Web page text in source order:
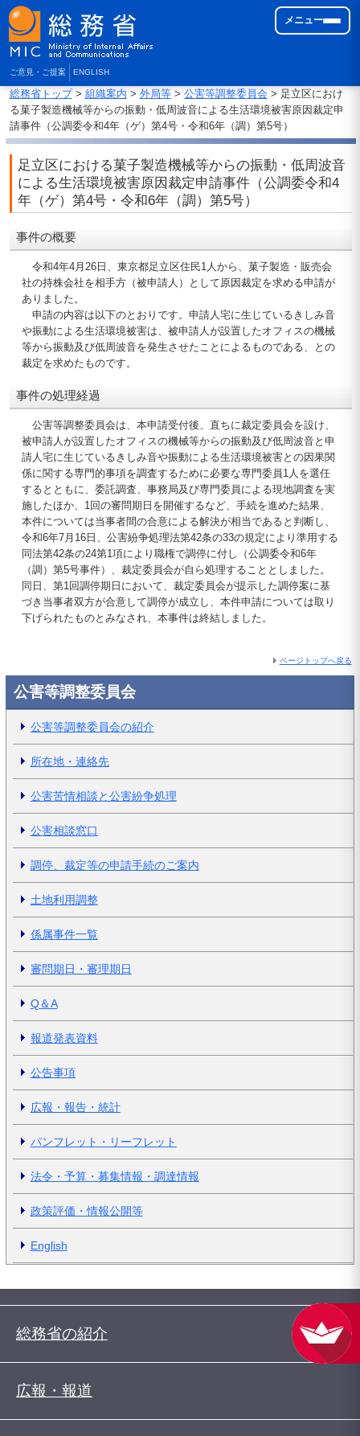
ご意見・ご提案 ENGLISH
メニュー
総務省トップ> 組織案内 > 外局等> 公害等調整委員会 > 足立区におけ
る菓子製造機械等からの振動・低周波音による生活環境被害原因裁定申
請事件（公調委令和4年（ゲ）第4号・令和6年（調）第5号）
足立区における菓子製造機械等からの振動・低周波音
による生活環境被害原因裁定申請事件（公調委令和4
年（ゲ）第4号・令和6年（調）第5号）
事件の概要
令和4年4月26日、東京都足立区住民1人から、菓子製造・販売会
社の持株会社を相手方（被申請人）として原因裁定を求める申請が
ありました。
申請の内容は以下のとおりです。申請人宅に生じているきしみ音
や振動による生活環境被害は、被申請人が設置したオフィスの機械
等から振動及び低周波音を発生させたことによるものである、との
裁定を求めたものです。
事件の処理経過
公害等調整委員会は、本申請受付後、直ちに裁定委員会を設け、
被申請人が設置したオフィスの機械等からの振動及び低周波音と申
請人宅に生じているきしみ音や振動による生活環境被害との因果関
係に関する専門的事項を調査するために必要な専門委員1人を選任
するとともに、委託調査、事務局及び専門委員による現地調査を実
施したほか、1回の審問期日を開催するなど、手続を進めた結果、
本件については当事者間の合意による解決が相当であると判断し、
令和6年7月16日、公害紛争処理法第42条の33の規定により準用する
同法第42条の24第1項により職権で調停に付し（公調委令和6年
（調）第5号事件）、裁定委員会が自ら処理することとしました。
同日、第1回調停期日において、裁定委員会が提示した調停案に基
づき当事者双方が合意して調停が成立し、本件申請については取り
下げられたものとみなされ、本事件は終結しました。
ページトップへ戻る
公害等調整委員会
公害等調整委員会の紹介
所在地・連絡先
公害苦情相談と公害紛争処理
公害相談窓口
調停、裁定等の申請手続のご案内
土地利用調整
係属事件一覧
審問期日・審理期日
Q＆A
報道発表資料
公告事項
広報・報告・統計
パンフレット・リーフレット
法令・予算・募集情報・調達情報
政策評価・情報公開等
English
総務省の紹介
広報・報道